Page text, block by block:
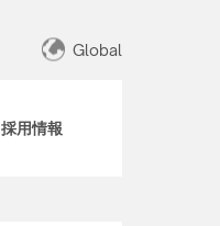
Global
採用情報